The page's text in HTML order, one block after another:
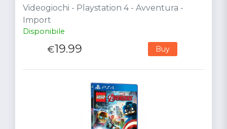
Videogiochi - Playstation 4 - Avventura -
Import
Disponibile
€19.99 Buy